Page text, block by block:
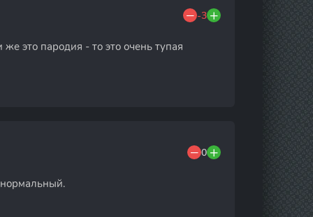
-3
это пародия - то это очень тупая
0